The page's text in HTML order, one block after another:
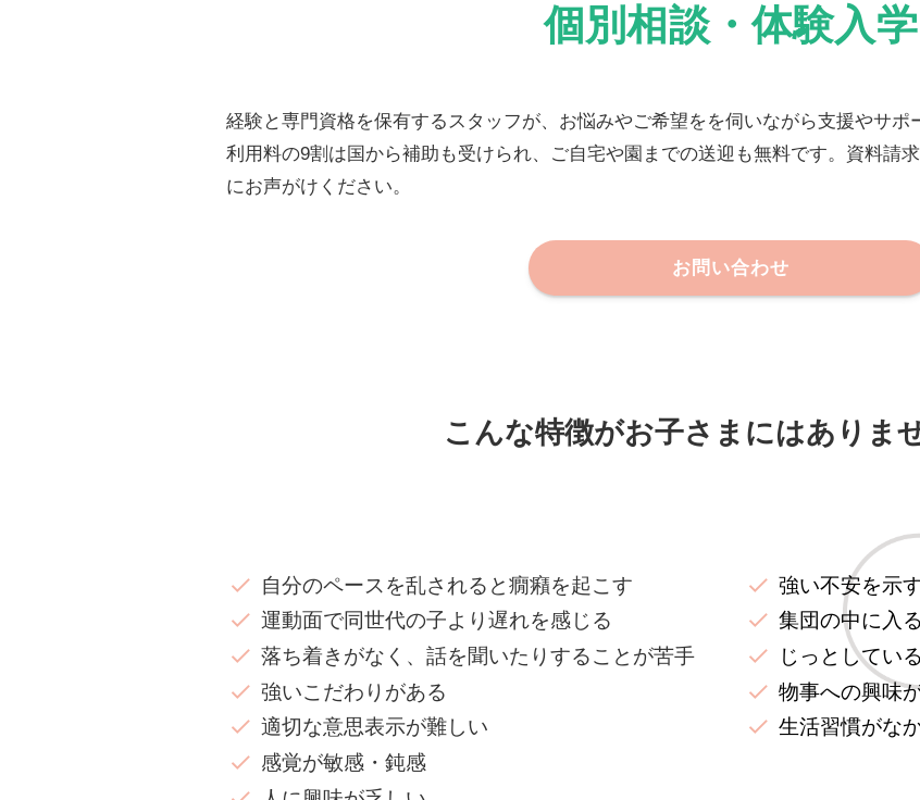
個別相談・体験入学
経験と専門資格を保有するスタッフが、お悩みやご希望をを伺いながら支援やサポ
利用料の9割は国から補助も受けられ、ご自宅や園までの送迎も無料です。資料請
にお声がけください。
お問い合わせ
こんな特徴がお子さまにはありま
自分のペースを乱されると癇癪を起こす
運動面で同世代の子より遅れを感じる
落ち着きがなく、話を聞いたりすることが苦手
強いこだわりがある
適切な意思表示が難しい
感覚が敏感・鈍感
強い不安を示
集団の中に入
じっとしてい
物事への興味
生活習慣がな